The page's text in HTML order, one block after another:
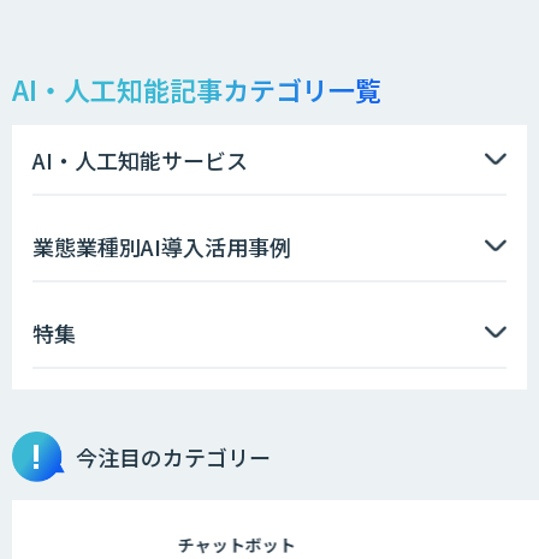
AI・人工知能記事カテゴリ一覧
AI・人工知能サービス
業態業種別AI導入活用事例
特集
今注目のカテゴリー
チャットボット